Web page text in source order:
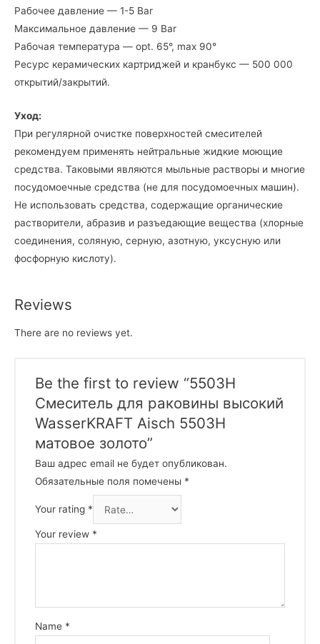
Рабочее давление — 1-5 Bar
Максимальное давление — 9 Bar
Рабочая температура — opt. 65°, max 90°
Ресурс керамических картриджей и кранбукс — 500 000
открытий/закрытий.
Уход:
При регулярной очистке поверхностей смесителей
рекомендуем применять нейтральные жидкие моющие
средства. Таковыми являются мыльные растворы и многие
посудомоечные средства (не для посудомоечных машин).
Не использовать средства, содержащие органические
растворители, абразив и разъедающие вещества (хлорные
соединения, соляную, серную, азотную, уксусную или
фосфорную кислоту).
Reviews
There are no reviews yet.
Be the first to review “5503Н
Смеситель для раковины высокий
WasserKRAFT Aisch 5503H
матовое золото”
Ваш адрес email не будет опубликован.
Обязательные поля помечены *
Your rating *
Your review *
Name *